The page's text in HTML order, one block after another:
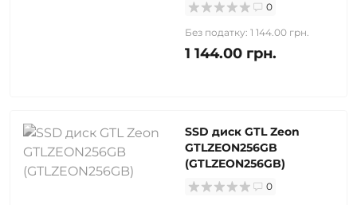
0
Без податку: 1 144.00 грн.
1 144.00 грн.
SSD диск GTL Zeon
GTLZEON256GB
(GTLZEON256GB)
0